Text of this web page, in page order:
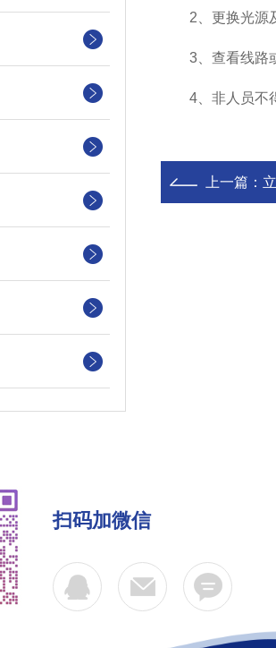
2、更换光源及
3、查看线路或
4、非人员不得
上一篇：
扫码加微信